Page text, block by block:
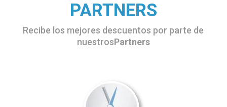
PARTNERS
Recibe los mejores descuentos por parte de
nuestrosPartners